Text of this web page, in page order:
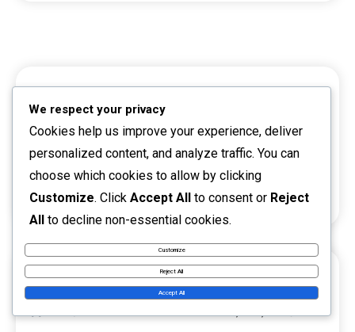
POVEZNICE
Naša priča
Kontaktirajte nas
NEDAVNE OBJAVE
We respect your privacy
Cookies help us improve your experience, deliver
personalized content, and analyze traffic. You can
choose which cookies to allow by clicking
Customize. Click Accept All to consent or Reject
All to decline non-essential cookies.
Customize
Reject All
Accept All